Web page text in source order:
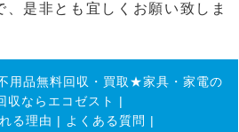
是非とも宜しくお願い致しま
用品無料回収・買取★家具・家電の
収ならエコゼスト
|
る理由 | よくある質問 |